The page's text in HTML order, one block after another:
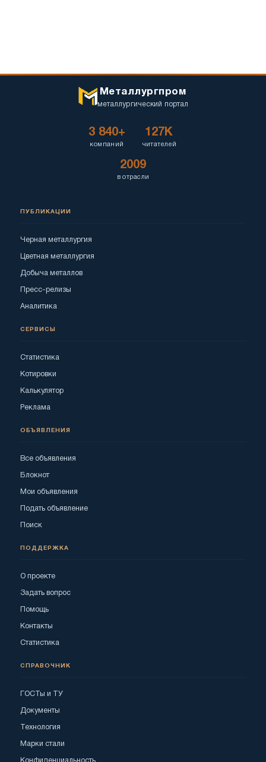
Металлургпром
металлургический портал
3 840+
компаний
127K
читателей
2009
в отрасли
ПУБЛИКАЦИИ
Черная металлургия
Цветная металлургия
Добыча металлов
Пресс-релизы
Аналитика
СЕРВИСЫ
Статистика
Котировки
Калькулятор
Реклама
ОБЪЯВЛЕНИЯ
Все объявления
Блокнот
Мои объявления
Подать объявление
Поиск
ПОДДЕРЖКА
О проекте
Задать вопрос
Помощь
Контакты
Статистика
СПРАВОЧНИК
ГОСТы и ТУ
Документы
Технология
Марки стали
Конфиденциальность